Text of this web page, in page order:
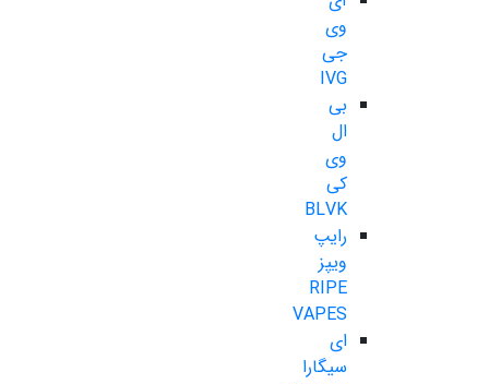
وی
جی
IVG
بی
ال
وی
کی
BLVK
رایپ
ویپز
RIPE
VAPES
ای
سیگارا